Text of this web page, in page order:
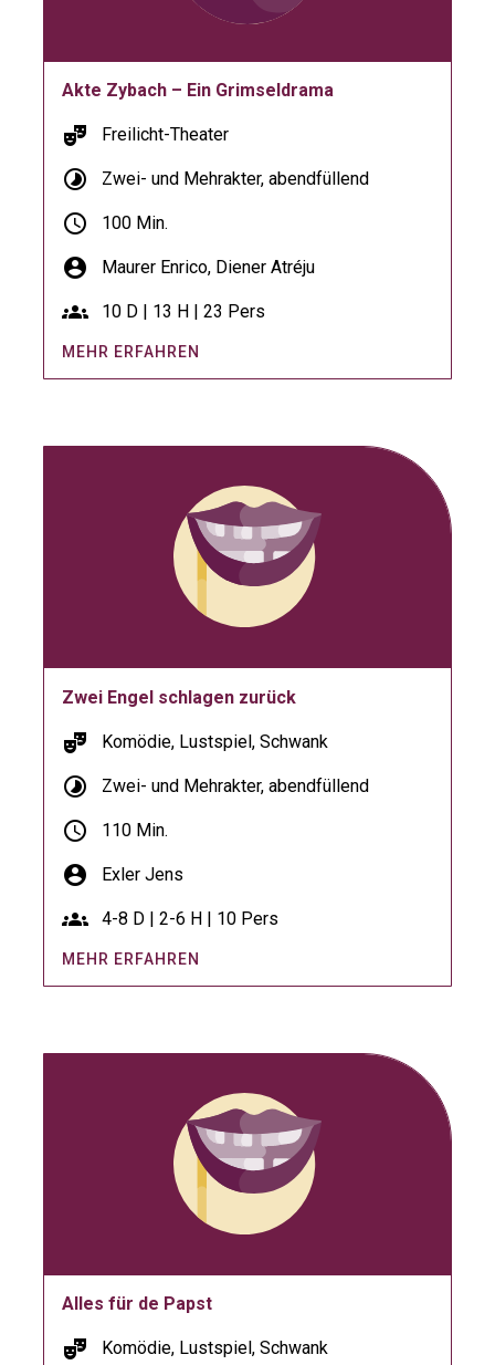
Akte Zybach – Ein Grimseldrama
theater_comedy Freilicht-Theater
timelapse Zwei- und Mehrakter, abendfüllend
schedule 100 Min.
account_circle Maurer Enrico,Diener Atréju
groups 10 D | 13 H | 23 Pers
MEHR ERFAHREN
Zwei Engel schlagen zurück
theater_comedy Komödie, Lustspiel, Schwank
timelapse Zwei- und Mehrakter, abendfüllend
schedule 110 Min.
account_circle Exler Jens
groups 4-8 D | 2-6 H | 10 Pers
MEHR ERFAHREN
Alles für de Papst
theater_comedy Komödie, Lustspiel, Schwank